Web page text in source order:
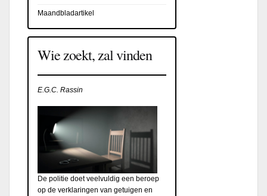
Maandbladartikel
Wie zoekt, zal vinden
E.G.C. Rassin
De politie doet veelvuldig een beroep
op de verklaringen van getuigen en